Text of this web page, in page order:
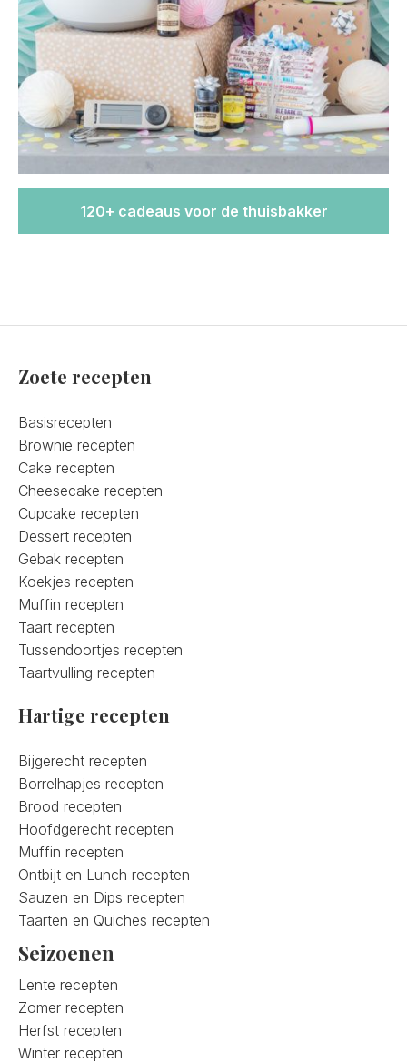
120+ cadeaus voor de thuisbakker
Zoete recepten
Basisrecepten
Brownie recepten
Cake recepten
Cheesecake recepten
Cupcake recepten
Dessert recepten
Gebak recepten
Koekjes recepten
Muffin recepten
Taart recepten
Tussendoortjes recepten
Taartvulling recepten
Hartige recepten
Bijgerecht recepten
Borrelhapjes recepten
Brood recepten
Hoofdgerecht recepten
Muffin recepten
Ontbijt en Lunch recepten
Sauzen en Dips recepten
Taarten en Quiches recepten
Seizoenen
Lente recepten
Zomer recepten
Herfst recepten
Winter recepten